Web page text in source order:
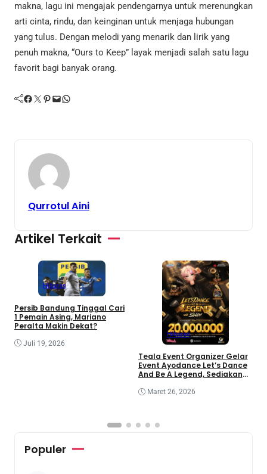
makna, lagu ini mengajak pendengarnya untuk merenungkan
arti cinta, rindu, dan keinginan untuk menjaga hubungan
yang tulus. Dengan melodi yang menarik dan lirik yang
penuh makna, “Ours to Keep” layak menjadi salah satu lagu
favorit bagi banyak orang.
Facebook Twitter Pinterest Mail WhatsApp
Qurrotul Aini
Artikel Terkait
Hiburan
Persib Bandung Tinggal Cari
1 Pemain Asing, Mariano
Peralta Makin Dekat?
Juli 19, 2026
Hiburan
Teala Event Organizer Gelar
Event Ayodance Let’s Dance
And Be A Legend, Sediakan
Maret 26, 2026
Populer